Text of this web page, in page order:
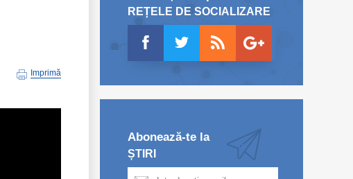
Imprimă
REȚELE DE SOCIALIZARE
Abonează-te la
ȘTIRI